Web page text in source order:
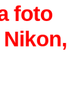
foto